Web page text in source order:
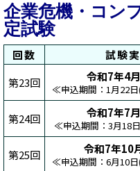
企業危機・コン
定試験
回数 試験
第23回 令和7年4
≪申込期間：1月22
第24回 令和7年7
≪申込期間：3月18
第25回 令和7年10
≪申込期間：6月10